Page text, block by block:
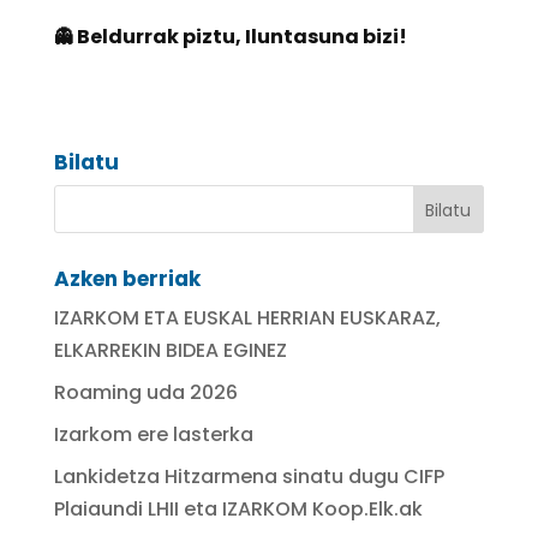
👻Beldurrak piztu, Iluntasuna bizi!
Bilatu
Azken berriak
IZARKOM ETA EUSKAL HERRIAN EUSKARAZ,
ELKARREKIN BIDEA EGINEZ
Roaming uda 2026
Izarkom ere lasterka
Lankidetza Hitzarmena sinatu dugu CIFP
Plaiaundi LHII eta IZARKOM Koop.Elk.ak